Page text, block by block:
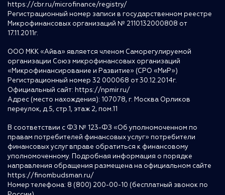
https://cbr.ru/microfinance/registry/
Регистрационный номер записи в государственном реестре
Микрофинансовых организаций № 2110132000808 от
17.11.2011г.
ООО МКК «Айва» является членом Саморегулируемой
организации Союз микрофинансовых организаций
«Микрофинансирование и Развитие» (СРО «МиР»)
Регистрационный номер 32 000068 от 30.12.2014г.
Официальный сайт: https://npmir.ru/
Адрес (место нахождения): 107078, г. Москва Орликов
переулок, д.5, стр.1, этаж 2, пом.11
В соответствии с ФЗ № 123-ФЗ «Об уполномоченном по
правам потребителей финансовых услуг» потребители
финансовых услуг вправе обратиться к финансовому
уполномоченному. Подробная информация о порядке
направления обращения размещена на официальном сайте
https://finombudsman.ru/
Номер телефона: 8 (800) 200-00-10 (бесплатный звонок по